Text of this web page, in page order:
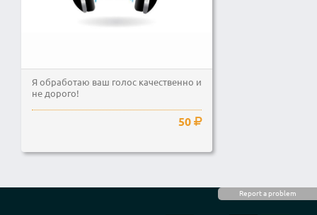
Report a problem
Я обработаю ваш голос качественно и
не дорого!
50